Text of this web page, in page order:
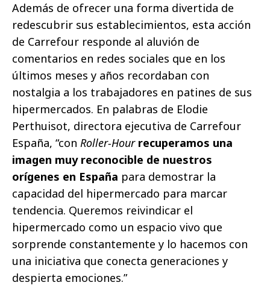
Además de ofrecer una forma divertida de
redescubrir sus establecimientos, esta acción
de Carrefour responde al aluvión de
comentarios en redes sociales que en los
últimos meses y años recordaban con
nostalgia a los trabajadores en patines de sus
hipermercados. En palabras de Elodie
Perthuisot, directora ejecutiva de Carrefour
España, “con Roller-Hour recuperamos una
imagen muy reconocible de nuestros
orígenes en España para demostrar la
capacidad del hipermercado para marcar
tendencia. Queremos reivindicar el
hipermercado como un espacio vivo que
sorprende constantemente y lo hacemos con
una iniciativa que conecta generaciones y
despierta emociones.”